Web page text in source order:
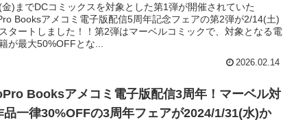
)までDCコミックスを対象とした第1弾が開催されていた
Booksアメコミ電子版配信5周年記念フェアの第2弾が2/14(土)
タートしました！！第2弾はマーベルコミックで、対象となる電
が最大50%OFFとな...
2026.02.14
Booksアメコミ電子版配信3周年！マーベル対
品一律30%OFFの3周年フェアが2024/1/31(水)か